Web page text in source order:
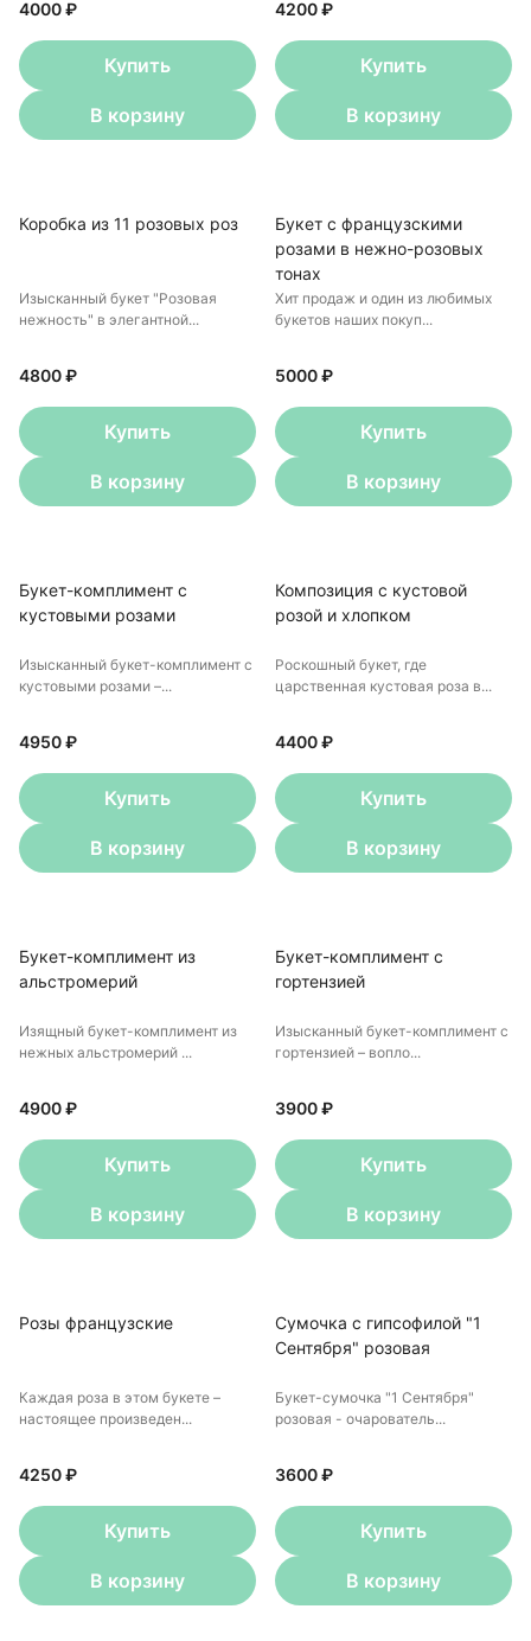
4000 ₽
Купить
В корзину
4200 ₽
Купить
В корзину
Коробка из 11 розовых роз
Изысканный букет "Розовая
нежность" в элегантной...
4800 ₽
Купить
В корзину
Букет с французскими
розами в нежно-розовых
тонах
Хит продаж и один из любимых
букетов наших покуп...
5000 ₽
Купить
В корзину
Букет-комплимент с
кустовыми розами
Изысканный букет-комплимент с
кустовыми розами –...
4950 ₽
Купить
В корзину
Композиция с кустовой
розой и хлопком
Роскошный букет, где
царственная кустовая роза в...
4400 ₽
Купить
В корзину
Букет-комплимент из
альстромерий
Изящный букет-комплимент из
нежных альстромерий ...
4900 ₽
Купить
В корзину
Букет-комплимент с
гортензией
Изысканный букет-комплимент с
гортензией – вопло...
3900 ₽
Купить
В корзину
Розы французские
Каждая роза в этом букете –
настоящее произведен...
4250 ₽
Купить
В корзину
Сумочка с гипсофилой "1
Сентября" розовая
Букет-сумочка "1 Сентября"
розовая - очарователь...
3600 ₽
Купить
В корзину